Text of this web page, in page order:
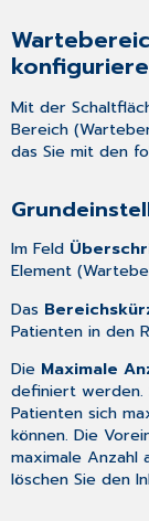
Mit der
Bereich
das Sie mit den
Im Feld
Element
Das
Patienten in den
Die Maximale
definiert werden.
Patienten sich
können. Die
maximale Anzahl
löschen Sie den